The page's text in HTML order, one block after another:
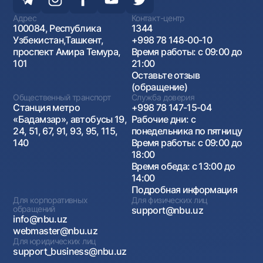
Адрес
100084, Республика
Узбекистан,Ташкент,
проспект Амира Темура,
101
Контакт-центр
1344
+998 78 148-00-10
Время работы: с 09:00 до
21:00
Оставьте отзыв
(обращение)
Общественный транспорт
Станция метро
«Бадамзар», автобусы 19,
24, 51, 67, 91, 93, 95, 115,
140
Служба доверия
+998 78 147-15-04
Рабочие дни: с
понедельника по пятницу
Время работы: с 09:00 до
18:00
Время обеда: с 13:00 до
14:00
Подробная информация
Для корпоративных
обращений
info@nbu.uz
webmaster@nbu.uz
Для физических лиц
support@nbu.uz
Для юридических лиц
support_business@nbu.uz